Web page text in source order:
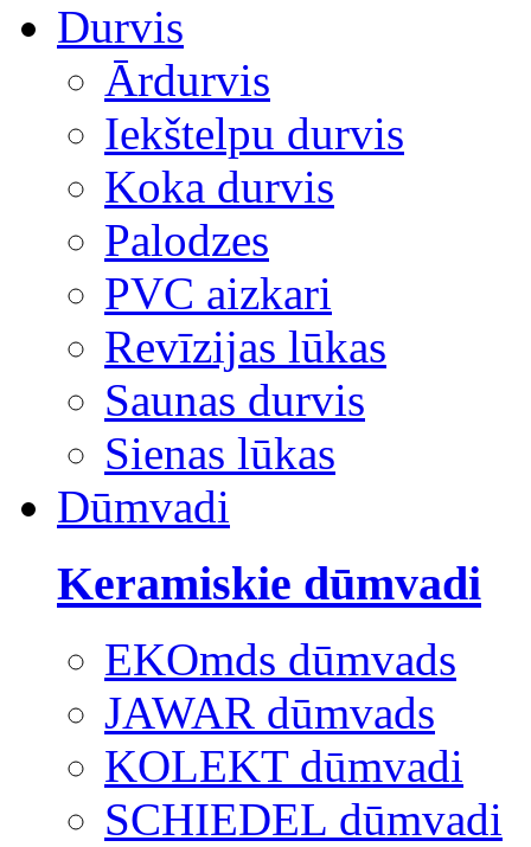
Durvis
Ārdurvis
Iekštelpu durvis
Koka durvis
Palodzes
PVC aizkari
Revīzijas lūkas
Saunas durvis
Sienas lūkas
Dūmvadi
Keramiskie dūmvadi
EKOmds dūmvads
JAWAR dūmvads
KOLEKT dūmvadi
SCHIEDEL dūmvadi